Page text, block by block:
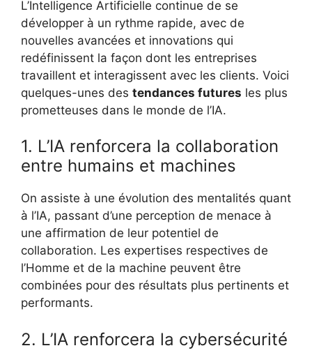
L’Intelligence Artificielle continue de se
développer à un rythme rapide, avec de
nouvelles avancées et innovations qui
redéfinissent la façon dont les entreprises
travaillent et interagissent avec les clients. Voici
quelques-unes des tendances futures les plus
prometteuses dans le monde de l’IA.
1. L’IA renforcera la collaboration
entre humains et machines
On assiste à une évolution des mentalités quant
à l’IA, passant d’une perception de menace à
une affirmation de leur potentiel de
collaboration. Les expertises respectives de
l’Homme et de la machine peuvent être
combinées pour des résultats plus pertinents et
performants.
2. L’IA renforcera la cybersécurité